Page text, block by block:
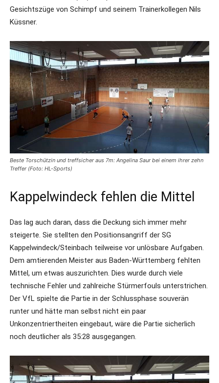
Gesichtszüge von Schimpf und seinem Trainerkollegen Nils
Küssner.
Beste Torschützin und treffsicher aus 7m: Angelina Saur bei einem ihrer zehn
Treffer (Foto: HL-Sports)
Kappelwindeck fehlen die Mittel
Das lag auch daran, dass die Deckung sich immer mehr
steigerte. Sie stellten den Positionsangriff der SG
Kappelwindeck/Steinbach teilweise vor unlösbare Aufgaben.
Dem amtierenden Meister aus Baden-Württemberg fehlten
Mittel, um etwas auszurichten. Dies wurde durch viele
technische Fehler und zahlreiche Stürmerfouls unterstrichen.
Der VfL spielte die Partie in der Schlussphase souverän
runter und hätte man selbst nicht ein paar
Unkonzentriertheiten eingebaut, wäre die Partie sicherlich
noch deutlicher als 35:28 ausgegangen.